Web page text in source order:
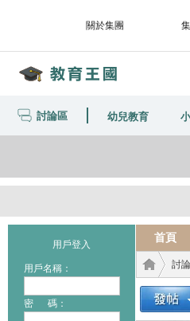
關於集團
討論區 幼兒教育
用戶登入
用戶名稱：
密 碼：
首頁
討